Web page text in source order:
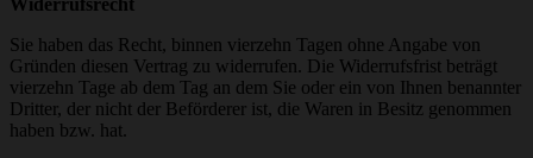
Sie haben das Recht, binnen vierzehn Tagen ohne Angabe von
Gründen diesen Vertrag zu widerrufen. Die Widerrufsfrist beträgt
vierzehn Tage ab dem Tag an dem Sie oder ein von Ihnen benannter
Dritter, der nicht der Beförderer ist, die Waren in Besitz genommen
haben bzw. hat.